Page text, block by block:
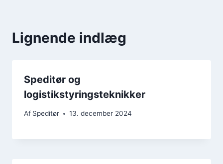
Lignende indlæg
Speditør og
logistikstyringsteknikker
Af Speditør 13. december 2024